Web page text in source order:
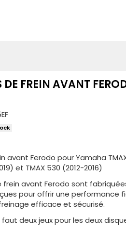
DE FREIN AVANT
avant Ferodo pour Yamaha
et TMAX 530 (2012-2016)
avant Ferodo sont
pour offrir une performance
efficace et sécurisé.
deux jeux pour les deux